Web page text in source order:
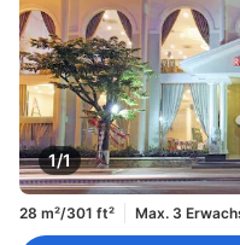
1/1
28 m²/301 ft² Max. 3